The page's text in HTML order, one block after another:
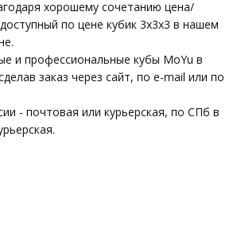
хорошему сочетанию цена/
по цене кубик 3х3х3 в нашем
и профессиональные кубы MoYu в
заказ через сайт, по e-mail или по
- почтовая или курьерская, по СПб в